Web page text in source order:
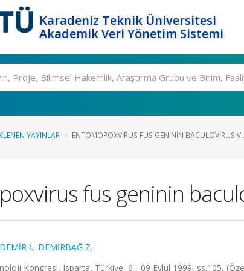
Karadeniz Teknik Üniversitesi
Akademik Veri Yönetim Sistemi
YAYINLAR ENTOMOPOXVIRUS FUS GENININ BACULOVIRUS
fus geninin
DEMİR İ., DEMİRBAĞ Z.
Kongresi, Isparta, Türkiye, 6 - 09 Eylül 1999, ss.105,